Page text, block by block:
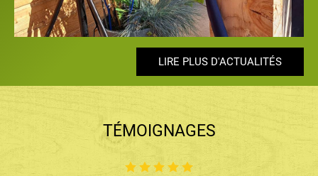
LIRE PLUS D'ACTUALITÉS
LIRE PLUS D'ACTUALITÉS
LIRE PLUS D'ACTUALITÉS
LIRE PLUS D'ACTUALITÉS
LIRE PLUS D'ACTUALITÉS
TÉMOIGNAGES